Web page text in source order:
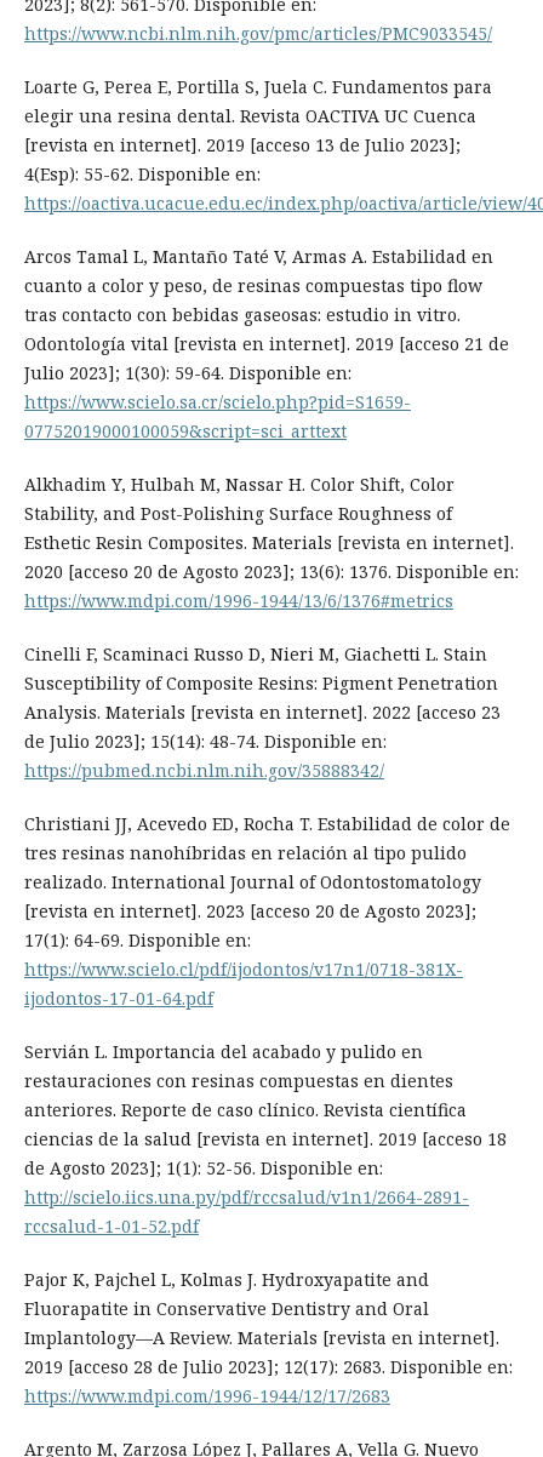
https://www.ncbi.nlm.nih.gov/pmc/articles/PMC9033545/
Loarte G, Perea E, Portilla S, Juela C. Fundamentos para
elegir una resina dental. Revista OACTIVA UC Cuenca
[revista en internet]. 2019 [acceso 13 de Julio 2023];
4(Esp): 55-62. Disponible en:
https://oactiva.ucacue.edu.ec/index.php/oactiva/article/view/
Arcos Tamal L, Mantaño Taté V, Armas A. Estabilidad en
cuanto a color y peso, de resinas compuestas tipo flow
tras contacto con bebidas gaseosas: estudio in vitro.
Odontología vital [revista en internet]. 2019 [acceso 21 de
Julio 2023]; 1(30): 59-64. Disponible en:
https://www.scielo.sa.cr/scielo.php?pid=S1659-
07752019000100059&script=sci_arttext
Alkhadim Y, Hulbah M, Nassar H. Color Shift, Color
Stability, and Post-Polishing Surface Roughness of
Esthetic Resin Composites. Materials [revista en internet].
2020 [acceso 20 de Agosto 2023]; 13(6): 1376. Disponible en:
https://www.mdpi.com/1996-1944/13/6/1376#metrics
Cinelli F, Scaminaci Russo D, Nieri M, Giachetti L. Stain
Susceptibility of Composite Resins: Pigment Penetration
Analysis. Materials [revista en internet]. 2022 [acceso 23
de Julio 2023]; 15(14): 48-74. Disponible en:
https://pubmed.ncbi.nlm.nih.gov/35888342/
Christiani JJ, Acevedo ED, Rocha T. Estabilidad de color de
tres resinas nanohíbridas en relación al tipo pulido
realizado. International Journal of Odontostomatology
[revista en internet]. 2023 [acceso 20 de Agosto 2023];
17(1): 64-69. Disponible en:
https://www.scielo.cl/pdf/ijodontos/v17n1/0718-381X-
ijodontos-17-01-64.pdf
Servián L. Importancia del acabado y pulido en
restauraciones con resinas compuestas en dientes
anteriores. Reporte de caso clínico. Revista científica
ciencias de la salud [revista en internet]. 2019 [acceso 18
de Agosto 2023]; 1(1): 52-56. Disponible en:
http://scielo.iics.una.py/pdf/rccsalud/v1n1/2664-2891-
rccsalud-1-01-52.pdf
Pajor K, Pajchel L, Kolmas J. Hydroxyapatite and
Fluorapatite in Conservative Dentistry and Oral
Implantology—A Review. Materials [revista en internet].
2019 [acceso 28 de Julio 2023]; 12(17): 2683. Disponible en:
https://www.mdpi.com/1996-1944/12/17/2683
Argento M, Zarzosa López J, Pallares A, Vella G. Nuevo